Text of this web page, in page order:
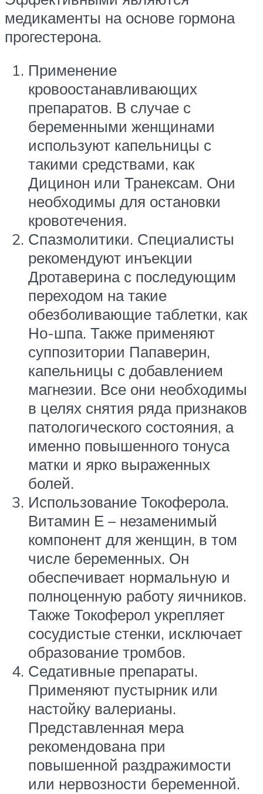
медикаменты на основе гормона
прогестерона.
Применение
кровоостанавливающих
препаратов. В случае с
беременными женщинами
используют капельницы с
такими средствами, как
Дицинон или Транексам. Они
необходимы для остановки
кровотечения.
Спазмолитики. Специалисты
рекомендуют инъекции
Дротаверина с последующим
переходом на такие
обезболивающие таблетки, как
Но-шпа. Также применяют
суппозитории Папаверин,
капельницы с добавлением
магнезии. Все они необходимы
в целях снятия ряда признаков
патологического состояния, а
именно повышенного тонуса
матки и ярко выраженных
болей.
Использование Токоферола.
Витамин Е – незаменимый
компонент для женщин, в том
числе беременных. Он
обеспечивает нормальную и
полноценную работу яичников.
Также Токоферол укрепляет
сосудистые стенки, исключает
образование тромбов.
Седативные препараты.
Применяют пустырник или
настойку валерианы.
Представленная мера
рекомендована при
повышенной раздражимости
или нервозности беременной.